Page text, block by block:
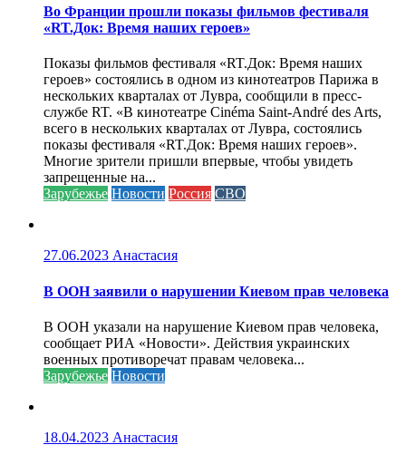
Во Франции прошли показы фильмов фестиваля
«RT.Док: Время наших героев»
Показы фильмов фестиваля «RT.Док: Время наших
героев» состоялись в одном из кинотеатров Парижа в
нескольких кварталах от Лувра, сообщили в пресс-
службе RT. «В кинотеатре Cinéma Saint-André des Arts,
всего в нескольких кварталах от Лувра, состоялись
показы фестиваля «RT.Док: Время наших героев».
Многие зрители пришли впервые, чтобы увидеть
запрещенные на...
Зарубежье Новости Россия СВО
27.06.2023 Анастасия
В ООН заявили о нарушении Киевом прав человека
В ООН указали на нарушение Киевом прав человека,
сообщает РИА «Новости». Действия украинских
военных противоречат правам человека...
Зарубежье Новости
18.04.2023 Анастасия